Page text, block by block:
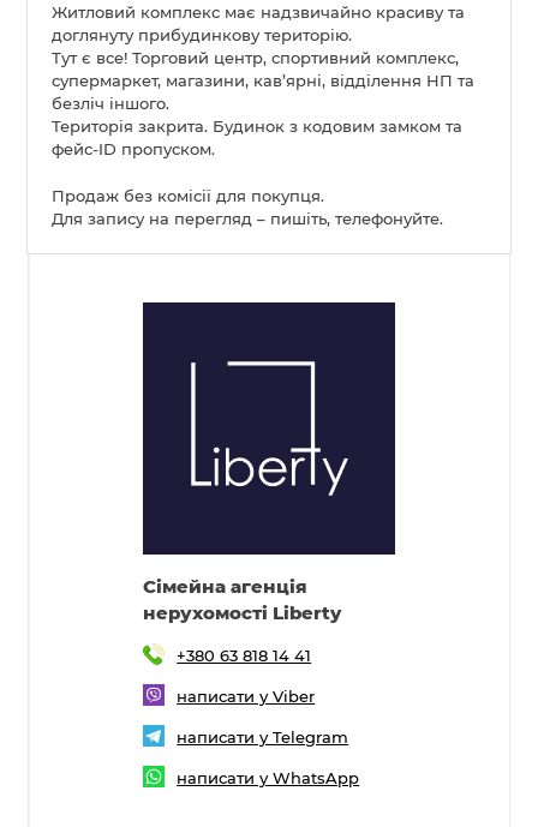
Житловий комплекс має надзвичайно красиву та
доглянуту прибудинкову територію.
Тут є все! Торговий центр, спортивний комплекс,
супермаркет, магазини, кав’ярні, відділення НП та
безліч іншого.
Територія закрита. Будинок з кодовим замком та
фейс-ID пропуском.
Продаж без комісії для покупця.
Для запису на перегляд – пишіть, телефонуйте.
Cімейна агенція
нерухомості Liberty
+380 63 818 14 41
написати у Viber
написати у Telegram
написати у WhatsApp